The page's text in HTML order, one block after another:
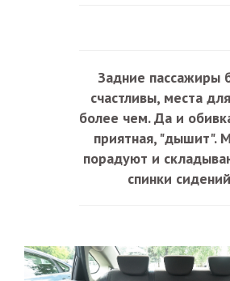
Задние пассажиры
счастливы, места
более чем. Да и
приятная, "дышит".
порадуют и
спинки